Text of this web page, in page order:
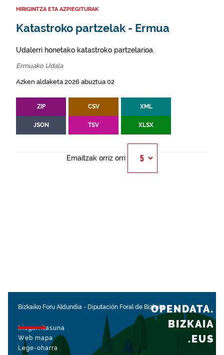
HIRIGINTZA ETA AZPIEGITURAK
Katastroko partzelak - Ermua
Udalerri honetako katastroko partzelarioa.
Ermuako Udala
Azken aldaketa 2026 abuztua 02
ZIP CSV XML
JSON TSV XLSX
Emaitzak orriz orri
Bizkaiko Foru Aldundia - Diputación Foral de Bizkaia
Irisgarritasuna
Web mapa
Lege-oharra
OPENDATA.
BIZKAIA
.EUS